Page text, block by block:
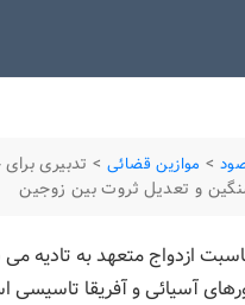
> موازین قضائی > تدبیری
و تعدیل ثروت بین زوجین
ازدواج متعهد به تادیه
آسیائی و آفریقا